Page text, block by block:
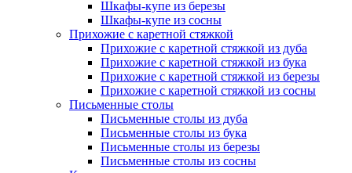
Шкафы-купе из березы
Шкафы-купе из сосны
Прихожие с каретной стяжкой
Прихожие с каретной стяжкой из дуба
Прихожие с каретной стяжкой из бука
Прихожие с каретной стяжкой из березы
Прихожие с каретной стяжкой из сосны
Письменные столы
Письменные столы из дуба
Письменные столы из бука
Письменные столы из березы
Письменные столы из сосны